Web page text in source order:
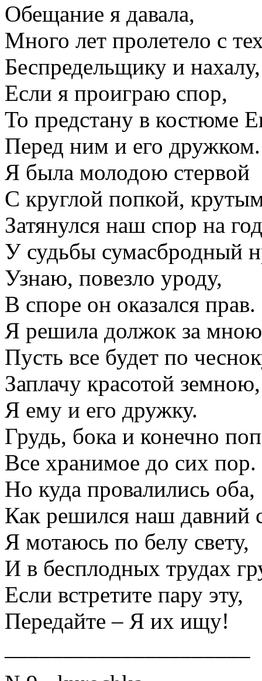
Обещание я давала,
Много лет пролетело с
Беспредельщику и нахалу,
Если я проиграю спор,
То предстану в костюме
Перед ним и его дружком.
Я была молодою стервой
С круглой попкой,
Затянулся наш спор на
У судьбы сумасбродный
Узнаю, повезло уроду,
В споре он оказался прав.
Я решила должок за
Пусть все будет по
Заплачу красотой земною,
Я ему и его дружку.
Грудь, бока и конечно
Все хранимое до сих пор.
Но куда провалились оба,
Как решился наш давний
Я мотаюсь по белу свету,
И в бесплодных трудах
Если встретите пару эту,
Передайте – Я их ищу!